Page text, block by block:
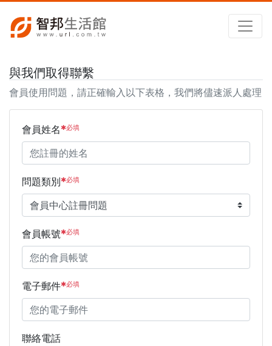
與我們取得聯繫
會員使用問題，請正確輸入以下表格，我們將儘速派人處理
會員姓名 ✱必填
問題類別✱必填
會員帳號✱必填
電子郵件✱必填
聯絡電話